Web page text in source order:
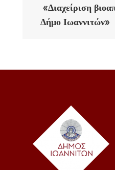
«Διαχείριση
Δήμο Ιωαννιτών»